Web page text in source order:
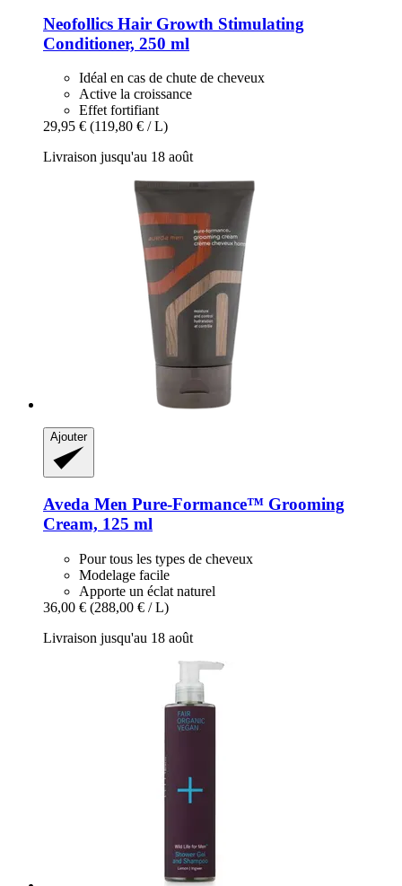
Neofollics Hair Growth Stimulating
Conditioner, 250 ml
Idéal en cas de chute de cheveux
Active la croissance
Effet fortifiant
29,95 € (119,80 € / L)
Livraison jusqu'au 18 août
Ajouter
Aveda Men Pure-​Formance™ Grooming
Cream, 125 ml
Pour tous les types de cheveux
Modelage facile
Apporte un éclat naturel
36,00 € (288,00 € / L)
Livraison jusqu'au 18 août